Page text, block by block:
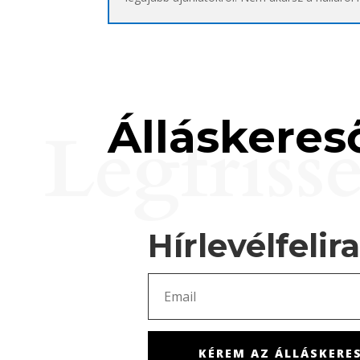
KÉREM AZ